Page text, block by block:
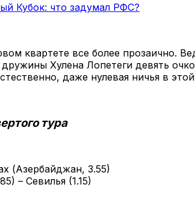
Кубок: что задумал РФС?
квартете все более прозаично.
Хулена Лопетеги девять
даже нулевая ничья в
тура
(Азербайджан, 3.55)
– Севилья (1.15)